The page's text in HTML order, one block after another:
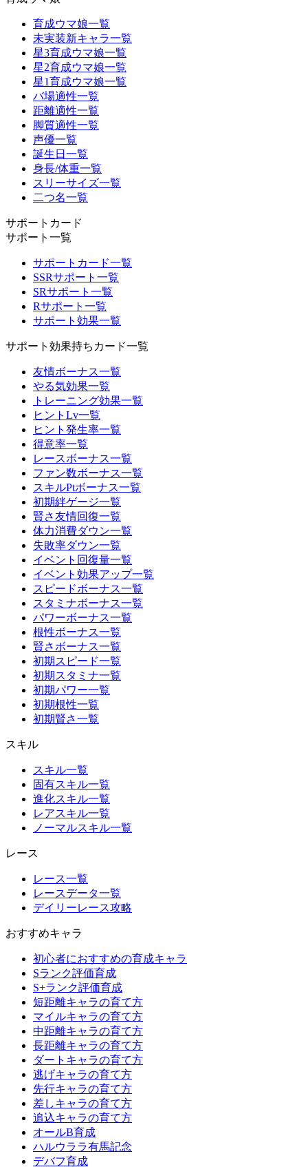
育成ウマ娘一覧
未実装新キャラ一覧
星3育成ウマ娘一覧
星2育成ウマ娘一覧
星1育成ウマ娘一覧
バ場適性一覧
距離適性一覧
脚質適性一覧
声優一覧
誕生日一覧
身長/体重一覧
スリーサイズ一覧
二つ名一覧
サポートカード
サポート一覧
サポートカード一覧
SSRサポート一覧
SRサポート一覧
Rサポート一覧
サポート効果一覧
サポート効果持ちカード一覧
友情ボーナス一覧
やる気効果一覧
トレーニング効果一覧
ヒントLv一覧
ヒント発生率一覧
得意率一覧
レースボーナス一覧
ファン数ボーナス一覧
スキルPtボーナス一覧
初期絆ゲージ一覧
賢さ友情回復一覧
体力消費ダウン一覧
失敗率ダウン一覧
イベント回復量一覧
イベント効果アップ一覧
スピードボーナス一覧
スタミナボーナス一覧
パワーボーナス一覧
根性ボーナス一覧
賢さボーナス一覧
初期スピード一覧
初期スタミナ一覧
初期パワー一覧
初期根性一覧
初期賢さ一覧
スキル
スキル一覧
固有スキル一覧
進化スキル一覧
レアスキル一覧
ノーマルスキル一覧
レース
レース一覧
レースデータ一覧
デイリーレース攻略
おすすめキャラ
初心者におすすめの育成キャラ
Sランク評価育成
S+ランク評価育成
短距離キャラの育て方
マイルキャラの育て方
中距離キャラの育て方
長距離キャラの育て方
ダートキャラの育て方
逃げキャラの育て方
先行キャラの育て方
差しキャラの育て方
追込キャラの育て方
オールB育成
ハルウララ有馬記念
デバフ育成